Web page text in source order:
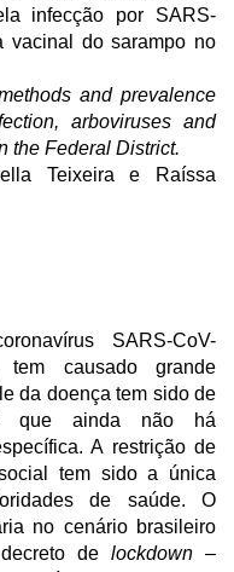
infecção por SARS-
vacinal do sarampo no
and prevalence
arboviruses and
the Federal District.
Teixeira e Raíssa
SARS-CoV-
causado grande
da doença tem sido de
que ainda não há
A restrição de
tem sido a única
de saúde. O
no cenário brasileiro
decreto delockdown –